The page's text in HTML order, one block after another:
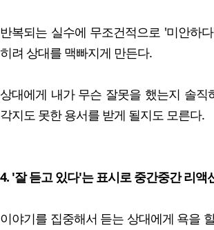
반복되는 실수에 무조건적으로 '미안하
히려 상대를 맥빠지게 만든다.
상대에게 내가 무슨 잘못을 했는지 솔직
각지도 못한 용서를 받게 될지도 모른다.
4. '잘 듣고 있다'는 표시로 중간중간 리액
이야기를 집중해서 듣는 상대에게 욕을